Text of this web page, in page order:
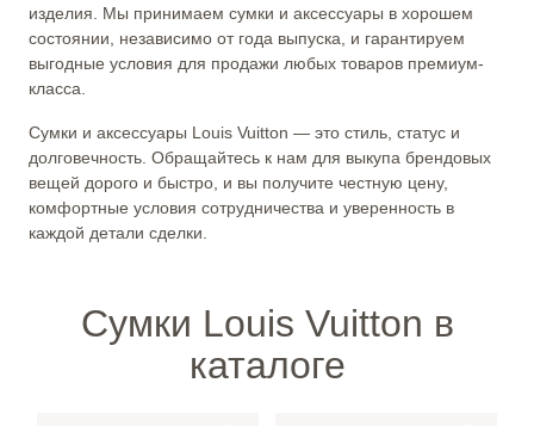
изделия. Мы принимаем сумки и аксессуары в хорошем
состоянии, независимо от года выпуска, и гарантируем
выгодные условия для продажи любых товаров премиум-
класса.
Сумки и аксессуары Louis Vuitton — это стиль, статус и
долговечность. Обращайтесь к нам для выкупа брендовых
вещей дорого и быстро, и вы получите честную цену,
комфортные условия сотрудничества и уверенность в
каждой детали сделки.
Сумки Louis Vuitton в
каталоге